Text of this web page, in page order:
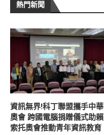
熱門新聞
資訊無界!科丁聯盟攜手中華
奧會 跨國電腦捐贈儀式助賴
索托奧會推動青年資訊教育